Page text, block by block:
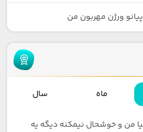
ورژن مهربون من
ماه سال
من و خوشحال نیمکنه دیگه یه